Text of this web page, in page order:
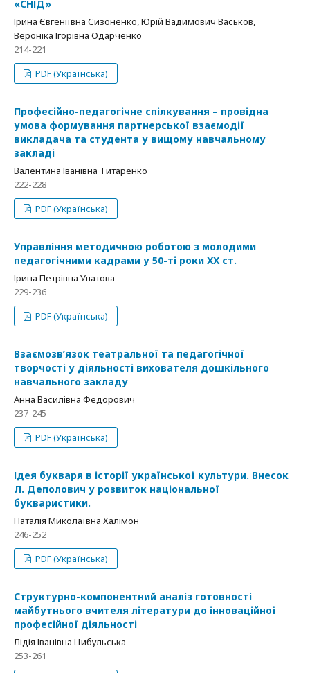
«СНІД»
Ірина Євгеніївна Сизоненко, Юрій Вадимович Васьков,
Вероніка Ігорівна Одарченко
214-221
PDF (Українська)
Професійно-педагогічне спілкування – провідна
умова формування партнерської взаємодії
викладача та студента у вищому навчальному
закладі
Валентина Іванівна Титаренко
222-228
PDF (Українська)
Управління методичною роботою з молодими
педагогічними кадрами у 50-ті роки ХХ ст.
Ірина Петрівна Упатова
229-236
PDF (Українська)
Взаємозв’язок театральної та педагогічної
творчості у діяльності вихователя дошкільного
навчального закладу
Анна Василівна Федорович
237-245
PDF (Українська)
Ідея букваря в історії української культури. Внесок
Л. Деполович у розвиток національної
букваристики.
Наталія Миколаївна Халімон
246-252
PDF (Українська)
Структурно-компонентний аналіз готовності
майбутнього вчителя літератури до інноваційної
професійної діяльності
Лідія Іванівна Цибульська
253-261